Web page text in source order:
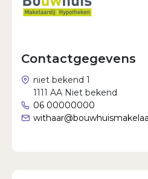
Contactgegevens
niet bekend 1
1111 AA Niet bekend
06 00000000